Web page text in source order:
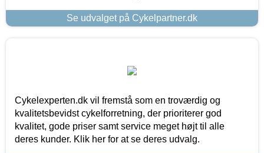
Se udvalget på Cykelpartner.dk
Cykelexperten.dk vil fremstå som en troværdig og
kvalitetsbevidst cykelforretning, der prioriterer god
kvalitet, gode priser samt service meget højt til alle
deres kunder. Klik her for at se deres udvalg.